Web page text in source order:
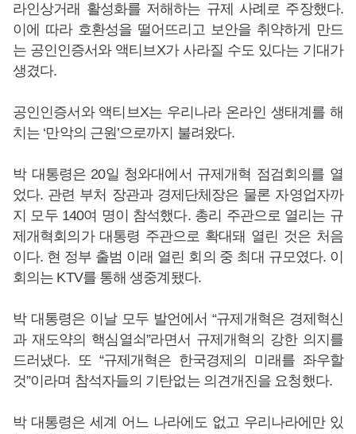
라인상거래 활성화를 저해하는 규제 사례로 주장했다.
이에 따라 호환성을 떨어뜨리고 보안을 취약하게 만드
는 공인인증서와 액티브X가 사라질 수도 있다는 기대가
생겼다.
공인인증서와 액티브X는 우리나라 온라인 생태계를 해
치는 ‘만악의 근원’으로까지 불려왔다.
박 대통령은 20일 청와대에서 규제개혁 점검회의를 열
었다. 관련 부처 장관과 경제단체장은 물론 자영업자까
지 모두 140여 명이 참석했다. 총리 주관으로 열리는 규
제개혁회의가 대통령 주관으로 확대돼 열린 것은 처음
이다. 현 정부 출범 이래 열린 회의 중 최대 규모였다. 이
회의는 KTV를 통해 생중계됐다.
박 대통령은 이날 모두 발언에서 “규제개혁은 경제혁신
과 재도약의 핵심열쇠”라면서 규제개혁의 강한 의지를
드러냈다. 또 “규제개혁은 한국경제의 미래를 좌우할
것”이라며 참석자들의 기탄없는 의견개진을 요청했다.
박 대통령은 세계 어느 나라에도 없고 우리나라에만 있